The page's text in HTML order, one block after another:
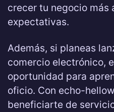
crecer tu negocio más
expectativas.
Además, si planeas
comercio electrónico,
oportunidad para
oficio. Con echo-
beneficiarte de